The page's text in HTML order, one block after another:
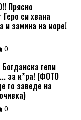
Прясно
си хвана
и замина на море!
0
гепи
за к*ра! (ФОТО
го заведе на
0